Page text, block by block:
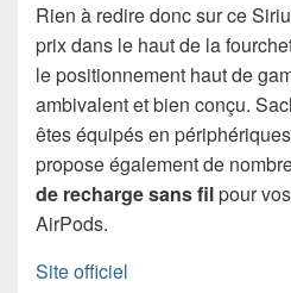
Rien à redire donc sur ce
prix dans le haut de la
le positionnement haut de
ambivalent et bien conçu.
êtes équipés en
propose également de
de recharge sans filpour
AirPods.
Site officiel